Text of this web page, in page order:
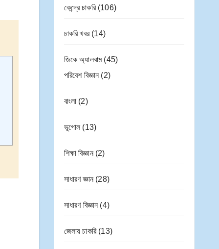
কেন্দ্রে চাকরি(106)
চাকরি খবর(14)
জিকে অ্যালবাম(45)
পরিবেশ বিজ্ঞান (2)
বাংলা(2)
ভূগোল (13)
শিক্ষা বিজ্ঞান(2)
সাধারণ জ্ঞান(28)
সাধারণ বিজ্ঞান (4)
জেলায় চাকরি(13)